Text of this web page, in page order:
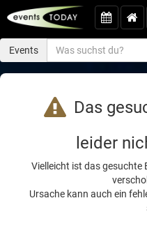
Events
Das
leider
Vielleicht ist das gesuchte
Ursache kann auch ein